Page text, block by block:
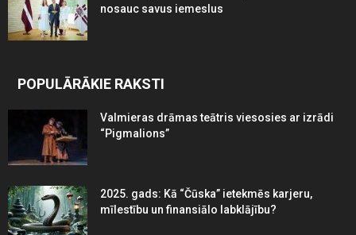
nosauc savus iemeslus
POPULĀRĀKIE RAKSTI
Valmieras drāmas teātris viesosies ar izrādi
“Pigmalions”
2025. gads: Kā “Čūska” ietekmēs karjeru,
mīlestību un finansiālo labklājību?